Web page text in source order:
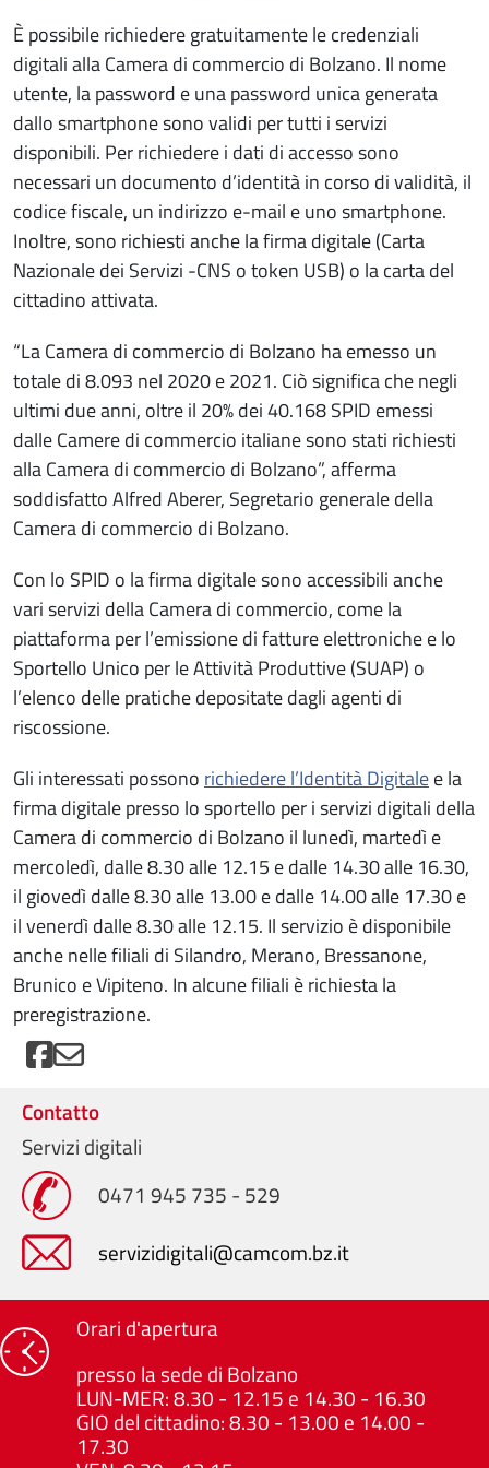
È possibile richiedere gratuitamente le credenziali
digitali alla Camera di commercio di Bolzano. Il nome
utente, la password e una password unica generata
dallo smartphone sono validi per tutti i servizi
disponibili. Per richiedere i dati di accesso sono
necessari un documento d’identità in corso di validità, il
codice fiscale, un indirizzo e-mail e uno smartphone.
Inoltre, sono richiesti anche la firma digitale (Carta
Nazionale dei Servizi -CNS o token USB) o la carta del
cittadino attivata.
“La Camera di commercio di Bolzano ha emesso un
totale di 8.093 nel 2020 e 2021. Ciò significa che negli
ultimi due anni, oltre il 20% dei 40.168 SPID emessi
dalle Camere di commercio italiane sono stati richiesti
alla Camera di commercio di Bolzano”, afferma
soddisfatto Alfred Aberer, Segretario generale della
Camera di commercio di Bolzano.
Con lo SPID o la firma digitale sono accessibili anche
vari servizi della Camera di commercio, come la
piattaforma per l’emissione di fatture elettroniche e lo
Sportello Unico per le Attività Produttive (SUAP) o
l’elenco delle pratiche depositate dagli agenti di
riscossione.
Gli interessati possonorichiedere l’Identità Digitalee la
firma digitale presso lo sportello per i servizi digitali della
Camera di commercio di Bolzano il lunedì, martedì e
mercoledì, dalle 8.30 alle 12.15 e dalle 14.30 alle 16.30,
il giovedì dalle 8.30 alle 13.00 e dalle 14.00 alle 17.30 e
il venerdì dalle 8.30 alle 12.15. Il servizio è disponibile
anche nelle filiali di Silandro, Merano, Bressanone,
Brunico e Vipiteno. In alcune filiali è richiesta la
preregistrazione.
Contatto
Servizi digitali
0471 945 735 - 529
servizidigitali@camcom.bz.it
Orari d'apertura
presso la sede di Bolzano
LUN-MER: 8.30 - 12.15 e 14.30 - 16.30
GIO del cittadino: 8.30 - 13.00 e 14.00 -
17.30